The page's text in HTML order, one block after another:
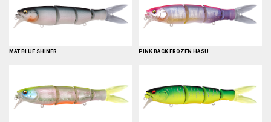
MAT BLUE SHINER PINK BACK FROZEN HASU